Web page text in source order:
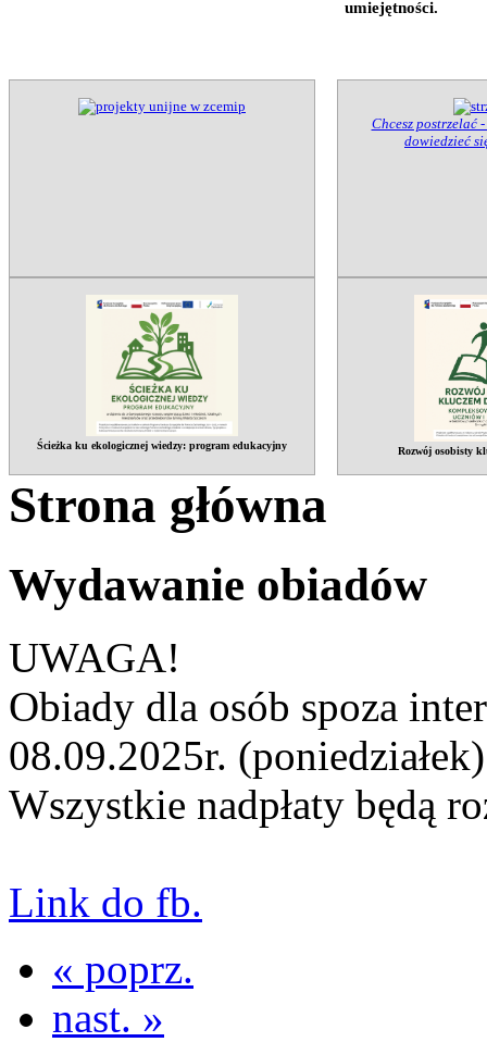
umiejętności.
Chcesz postrzelać
dowiedzieć
Ścieżka ku ekologicznej wiedzy: program edukacyjny
Rozwój osobisty
Strona główna
Wydawanie obiadów
UWAGA!
Obiady dla osób spoza
08.09.2025r.
Wszystkie nadpłaty będą
Link do fb.
« poprz.
nast. »